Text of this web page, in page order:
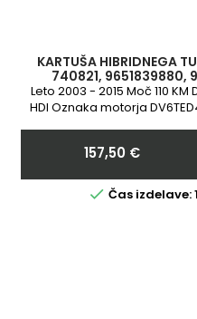
KARTUŠA HIBRIDNEGA
740821, 9651839880,
Leto 2003 - 2015 Moč 110
HDI Oznaka motorja
Cena
157,50 €
 Čas izdelave: